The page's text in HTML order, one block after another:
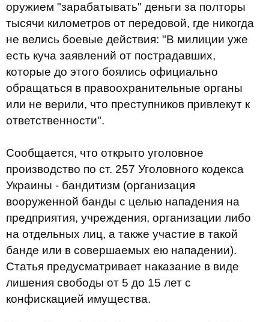
оружием "зарабатывать" деньги за полторы
тысячи километров от передовой, где никогда
не велись боевые действия: "В милиции уже
есть куча заявлений от пострадавших,
которые до этого боялись официально
обращаться в правоохранительные органы
или не верили, что преступников привлекут к
ответственности".
Сообщается, что открыто уголовное
производство по ст. 257 Уголовного кодекса
Украины - бандитизм (организация
вооруженной банды с целью нападения на
предприятия, учреждения, организации либо
на отдельных лиц, а также участие в такой
банде или в совершаемых ею нападении).
Статья предусматривает наказание в виде
лишения свободы от 5 до 15 лет с
конфискацией имущества.